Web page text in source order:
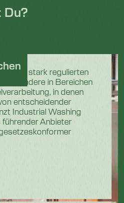
und stark regulierten
in Bereichen
in denen
entscheidender
Industrial Washing
Anbieter